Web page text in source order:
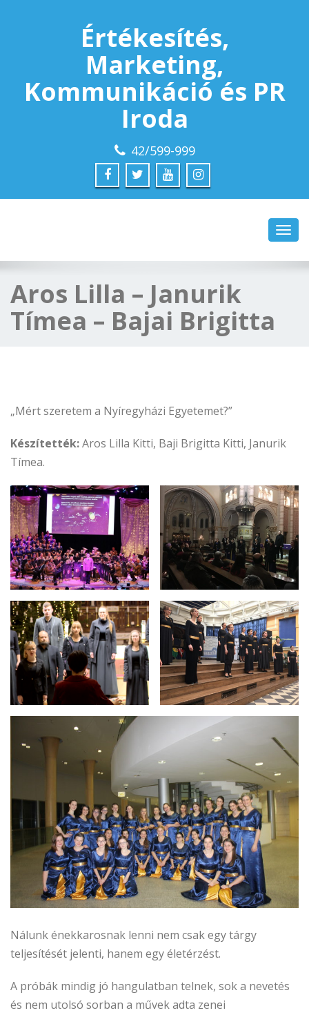
Értékesítés,
Marketing,
Kommunikáció és PR
Iroda
42/599-999
Aros Lilla – Janurik
Tímea – Bajai Brigitta
„Mért szeretem a Nyíregyházi Egyetemet?”
Készítették:Aros Lilla Kitti, Baji Brigitta Kitti, Janurik
Tímea.
Nálunk énekkarosnak lenni nem csak egy tárgy
teljesítését jelenti, hanem egy életérzést.
A próbák mindig jó hangulatban telnek, sok a nevetés
és nem utolsó sorban a művek adta zenei